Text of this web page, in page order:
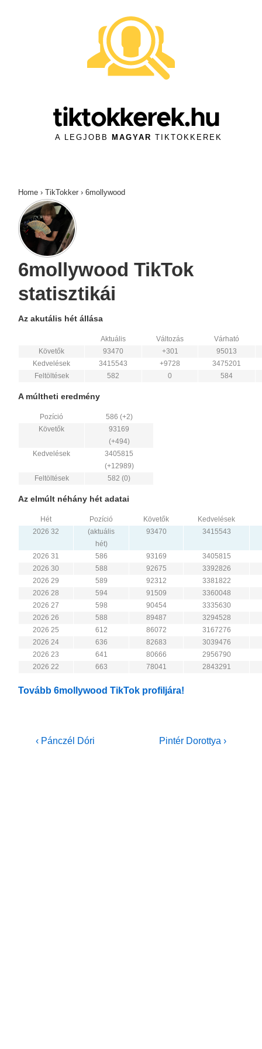
tiktokkerek.hu
A LEGJOBB MAGYAR TIKTOKKEREK
Home › TikTokker › 6mollywood
6mollywood TikTok
statisztikái
Az akutális hét állása
Aktuális Változás
Várható
Követők
93470 +301
95013
Kedvelések
3415543 +9728
3475201
Feltöltések
582 0 584
A múltheti eredmény
Pozíció
586 (+2)
Követők
93169
(+494)
Kedvelések
3405815
(+12989)
Feltöltések
582 (0)
Az elmúlt néhány hét adatai
Hét Pozíció Követők
Kedvelések
2026 32
(aktuális
hét)
93470 3415543
2026 31 586 93169
3405815
2026 30
588 92675
3392826
2026 29
589 92312
3381822
2026 28
594 91509
3360048
2026 27
598 90454
3335630
2026 26
588 89487
3294528
2026 25
612 86072
3167276
2026 24
636 82683
3039476
2026 23
641 80666
2956790
2026 22
663 78041 2843291
Tovább 6mollywood TikTok profiljára!
Bejegyzés
Previous
‹ Pánczél Dóri
Next
Pintér Dorottya ›